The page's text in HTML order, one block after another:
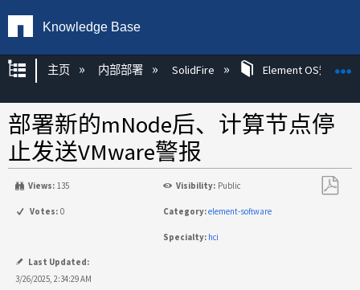
Knowledge Base
扩展/隐缩全局层次
主页 内部部署 SolidFire Element OS知识库
部署新的mNode后、计算节点停
止发送VMware警报
Views: 135 Visibility: Public
Votes: 0 Category:element-software
Specialty: hci
Last Updated:
3/26/2025, 2:34:29 AM